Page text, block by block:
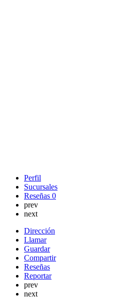
Perfil
Sucursales
Reseñas 0
prev
next
Dirección
Llamar
Guardar
Compartir
Reseñas
Reportar
prev
next